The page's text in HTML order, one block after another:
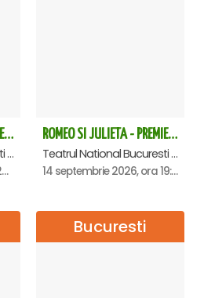
REGAL VIENEZ – CONCERT EXTRAORDINAR DE CRACIUN - Bucuresti
Teatrul National Bucuresti - Sala Ion Caramitru, Bucuresti
25 decembrie 2026, ora 20:00
ROMEO SI JULIETA - PREMIERA OFICIALA - Bucuresti
Teatrul National Bucuresti - Sala Ion Caramitru, Bucuresti
14 septembrie 2026, ora 19:00
Bucuresti